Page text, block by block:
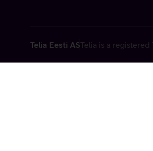
Telia Eesti ASTelia is a registered